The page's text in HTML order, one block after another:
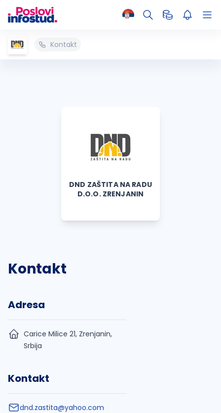
Kontakt
DND ZAŠTITA NA RADU
D.O.O. ZRENJANIN
Kontakt
Adresa
Carice Milice 21, Zrenjanin,
Srbija
Kontakt
dnd.zastita@yahoo.com